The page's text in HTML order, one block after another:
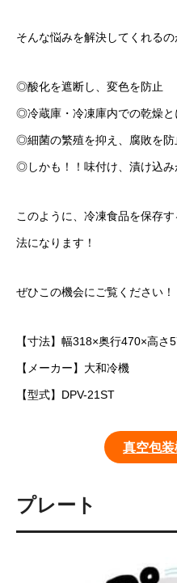
そんな悩みを解決してくれるの
◎酸化を遮断し、変色を防止
◎冷蔵庫・冷凍庫内での乾燥と
◎細菌の繁殖を抑え、腐敗を防
◎しかも！！味付け、漬け込み
このように、冷凍食品を保存
法になります！
ぜひこの機会にご覧ください！
【寸法】幅318×奥行470×高さ
【メーカー】大和冷機
【型式】DPV-21ST
真空包
プレート